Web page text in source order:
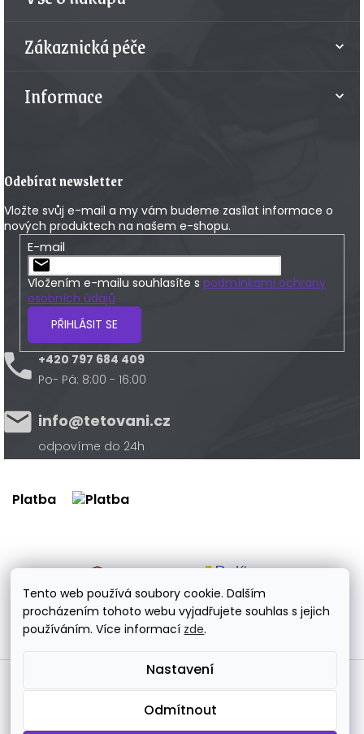
Tento web používá soubory cookie. Dalším
procházením tohoto webu vyjadřujete souhlas s jejich
používáním. Více informací zde.
Nastavení
Odmítnout
Zákaznická péče
Informace
Odebírat newsletter
Vložte svůj e-mail a my vám budeme zasílat informace o
nových produktech na našem e-shopu.
E-mail
Vložením e-mailu souhlasíte s podmínkami ochrany
osobních údajů
PŘIHLÁSIT SE
+420 797 684 409
Po- Pá: 8:00 - 16:00
info@tetovani.cz
odpovíme do 24h
Platba
Doprava